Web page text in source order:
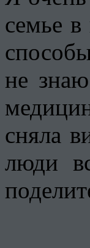
семье
не
сняла
люди